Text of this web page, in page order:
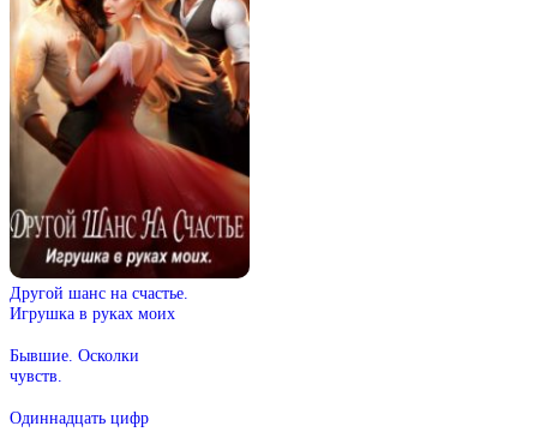
Другой шанс на счастье.
Игрушка в руках моих
Бывшие. Осколки
чувств.
Одиннадцать цифр